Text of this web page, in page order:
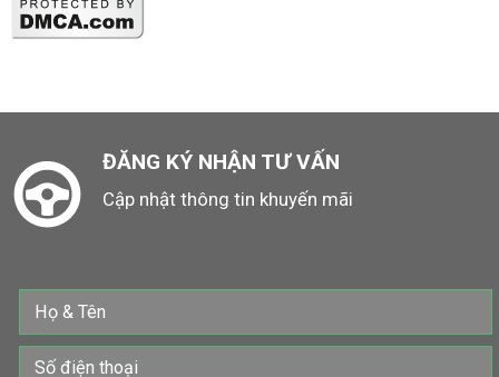
ĐĂNG KÝ NHẬN TƯ VẤN
Cập nhật thông tin khuyến mãi